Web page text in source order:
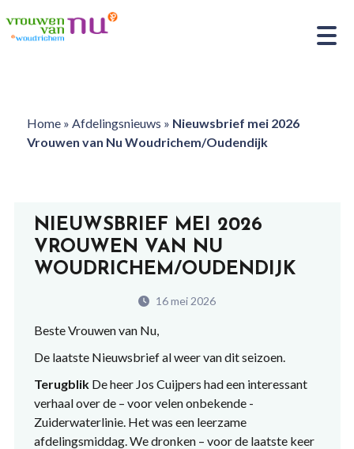
Home» Afdelingsnieuws » Nieuwsbrief mei 2026
Vrouwen van Nu Woudrichem/Oudendijk
NIEUWSBRIEF MEI 2026
VROUWEN VAN NU
WOUDRICHEM/OUDENDIJK
16 mei 2026
Beste Vrouwen van Nu,
De laatste Nieuwsbrief al weer van dit seizoen.
TerugblikDe heer Jos Cuijpers had een interessant
verhaal over de – voor velen onbekende -
Zuiderwaterlinie. Het was een leerzame
afdelingsmiddag. We dronken – voor de laatste keer